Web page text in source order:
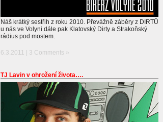
Náš krátký sestřih z roku 2010. Převážně záběry z DIRTŮ
u nás ve Volyni dále pak Klatovský Dirty a Strakoňský
rádius pod mostem.
6.3.2011 | 3 Comments »
TJ Lavin v ohrožení života….